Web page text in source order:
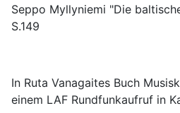
Seppo Myllyniemi "Die
S.149
In Ruta Vanagaites Buch
einem LAF Rundfunkaufruf in